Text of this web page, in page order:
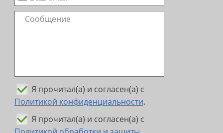
Я прочитал(а) и согласен(а) с
Политикой конфиденциальности.
Я прочитал(а) и согласен(а) с